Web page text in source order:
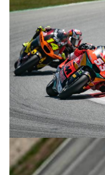
© R.Lekl & S.Wobser